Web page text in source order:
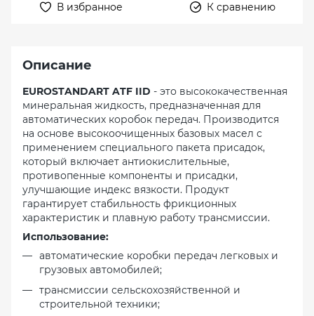
В избранное К сравнению
Описание
EUROSTANDART ATF IID - это высококачественная
минеральная жидкость, предназначенная для
автоматических коробок передач. Производится
на основе высокоочищенных базовых масел с
применением специального пакета присадок,
который включает антиокислительные,
противопенные компоненты и присадки,
улучшающие индекс вязкости. Продукт
гарантирует стабильность фрикционных
характеристик и плавную работу трансмиссии.
Использование:
автоматические коробки передач легковых и
грузовых автомобилей;
трансмиссии сельскохозяйственной и
строительной техники;